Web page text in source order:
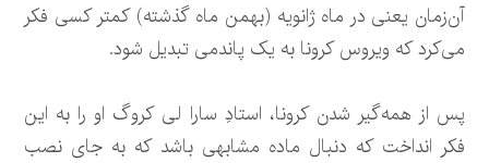
آن‌زمان یعنی در ماه ژانویه (بهمن ماه گذشته) کمتر کسی فکر
می‌کرد که ویروس کرونا به یک پاندمی تبدیل شود.
پس از همه‌گیر شدن کرونا، استادِ سارا لی کروگ او را به این
فکر انداخت که دنبال ماده مشابهی باشد که به جای نصب